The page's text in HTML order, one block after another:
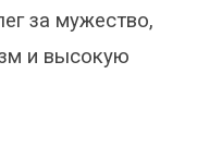
за мужество,
и высокую